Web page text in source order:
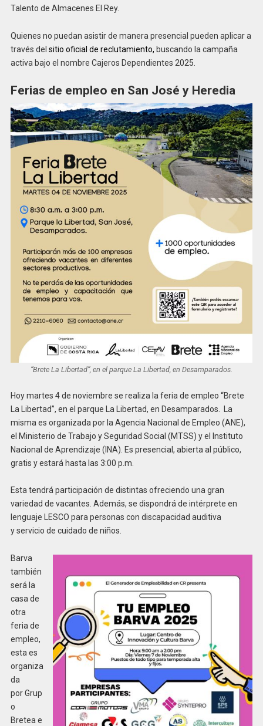
Talento de Almacenes El Rey.
Quienes no puedan asistir de manera presencial pueden aplicar a
través del sitio oficial de reclutamiento, buscando la campaña
activa bajo el nombre Cajeros Dependientes 2025.
Ferias de empleo en San José y Heredia
“Brete La Libertad”, en el parque La Libertad, en Desamparados.
Hoy martes 4 de noviembre se realiza la feria de empleo “Brete
La Libertad”, en el parque La Libertad, en Desamparados. La
misma es organizada por la Agencia Nacional de Empleo (ANE),
el Ministerio de Trabajo y Seguridad Social (MTSS) y el Instituto
Nacional de Aprendizaje (INA). Es presencial, abierta al público,
gratis y estará hasta las 3:00 p.m.
Esta tendrá participación de distintas ofreciendo una gran
variedad de vacantes. Además, se dispondrá de intérprete en
lenguaje LESCO para personas con discapacidad auditiva
y servicio de cuidado de niños.
Barva
también
será la
casa de
otra
feria de
empleo,
esta es
organiza
da
por Grup
o
Bretea e